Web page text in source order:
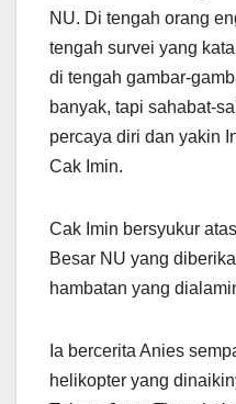
NU. Di tengah orang
tengah survei yang
di tengah gambar-
banyak, tapi sahabat-
percaya diri dan yakin
Cak Imin.
Cak Imin bersyukur
Besar NU yang
hambatan yang
Ia bercerita Anies
helikopter yang